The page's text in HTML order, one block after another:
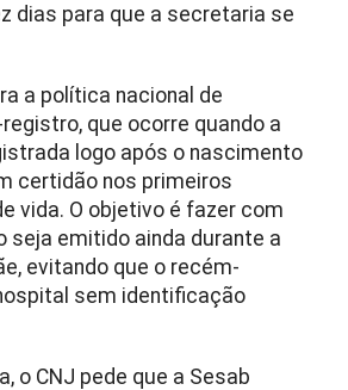
dias para que a secretaria se
a política nacional de
que ocorre quando a
logo após o nascimento
certidão nos primeiros
vida. O objetivo é fazer com
seja emitido ainda durante a
evitando que o recém-
sem identificação
o CNJ pede que a Sesab